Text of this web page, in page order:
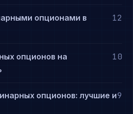
опционами в
12
опционов на
10
опционов: лучшие и9